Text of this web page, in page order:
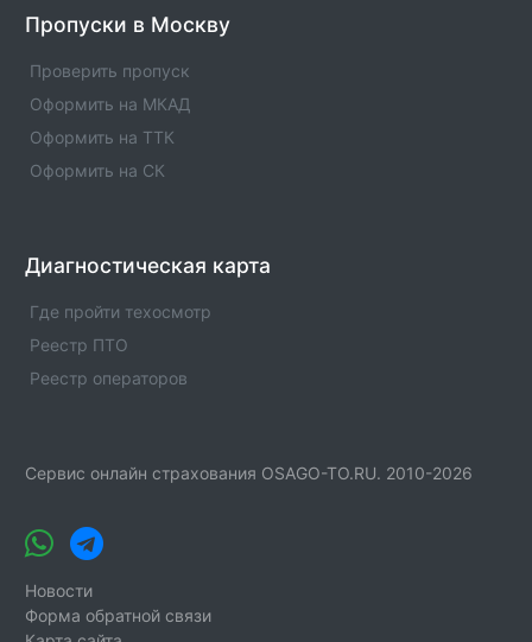
Автошкола Курчалоевское местное отделение РОО
ООГО ДОСААФ находится в реестре автошкол ГИБДД.
Информация об автошколе, основные направления
работы, адреса и телефоны.
Заводской УСТК РО ООГО ДОСААФ России
Чеченской Республики
направления работы, адреса и телефоны.
ГУП Чечавтотранс филиал Учебно-курсовой центр
Автошкола ГУП Чечавтотранс филиал Учебно-
ГИБДД. Информация об автошколе, основные
ГБОУ СПО КТМСХ
основные направления работы, адреса и телефоны.
ГБОУ СПО Чеченский технологический техникум
Автошкола ГБОУ СПО Чеченский технологический
Пропуски в Москву
Проверить пропуск
Оформить на МКАД
Оформить на ТТК
Оформить на СК
Диагностическая карта
Где пройти техосмотр
Реестр ПТО
Реестр операторов
Сервис онлайн страхования OSAGO-TO.RU. 2010-2026
Новости
Форма обратной связи